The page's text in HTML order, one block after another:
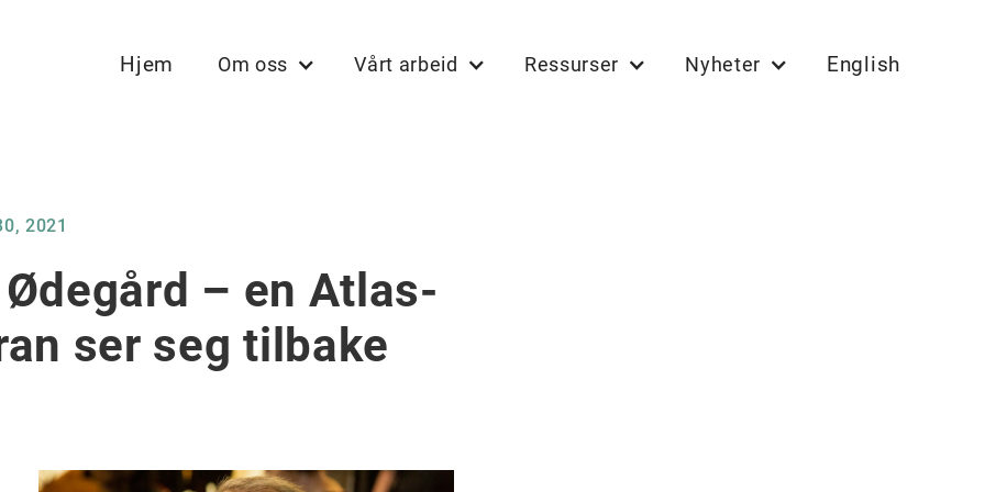
Hjem Om oss Vårt arbeid Ressurser Nyheter English
2021
– en Atlas-
ser seg tilbake